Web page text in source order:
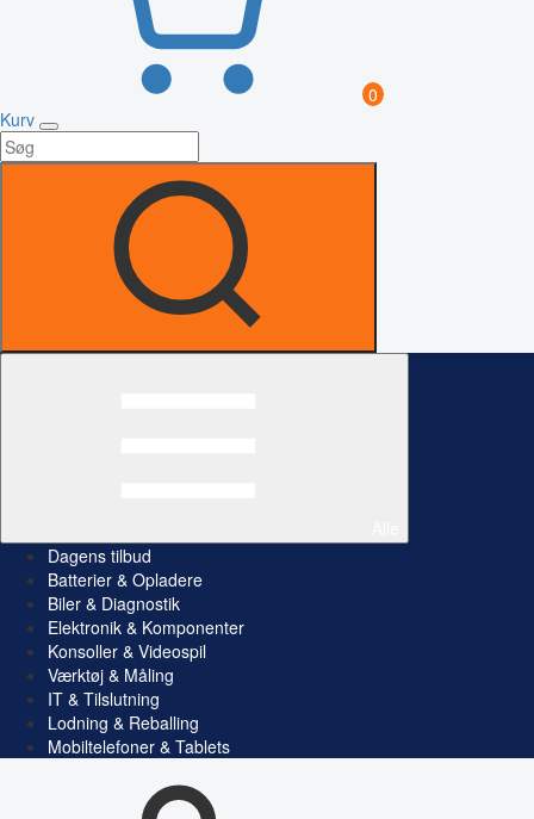
0
Kurv
Dagens tilbud
Batterier & Opladere
Biler & Diagnostik
Elektronik & Komponenter
Konsoller & Videospil
Værktøj & Måling
IT & Tilslutning
Lodning & Reballing
Mobiltelefoner & Tablets